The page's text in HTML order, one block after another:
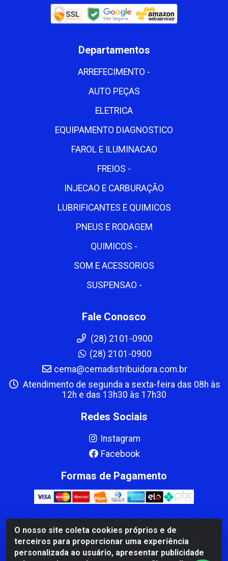
O nosso site coleta cookies próprios e de
terceiros para proporcionar uma experiência
personalizada ao usuário, apresentar publicidade
Departamentos
ARREFECIMENTO -
AUTO PEÇAS
ELETRICA
EQUIPAMENTO DIAGNOSTICO
FAROL E ILUMINACAO
FREIOS -
INJECAO E CARBURAÇÃO
LUBRIFICANTES E QUIMICOS
PNEUS E RODAGEM
QUIMICOS -
SOM E ACESSORIOS
SUSPENSAO -
Fale Conosco
(28) 2101-0900
(28) 2101-0900
cema@cemadistribuidora.com.br
Atendimento de segunda a sexta-feira das 08h às
12h e das 13h30 às 17h30
Redes Sociais
Instagram
Facebook
Formas de Pagamento
CBP MACEDO COMERCIO PEÇAS LTDA Matriz - av Mauro
Miranda Madureira, 1249 - Coramara , Cachoeiro de
Itapemirim/ES - CEP 29.311-310 - CNPJ 00.502.680/0001-41